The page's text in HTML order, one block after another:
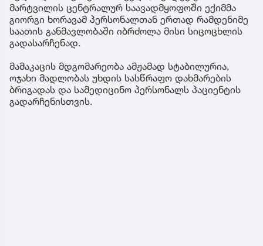
მარტვილის ცენტრალურ საავადმყოფოში ექიმმა
გიორგი ხორავამ პერსონალთან ერთად რამდენიმე
საათის განმავლობაში იბრძოლა მისი სიცოცხლის
გადასარჩენად.
მამაკაცის მდგომარეობა ამჟამად სტაბილურია,
ოჯახი მადლობას უხდის სასწრაფო დახმარების
ბრიგადას და სამედიცინო პერსონალს პაციენტის
გადარჩენისთვის.